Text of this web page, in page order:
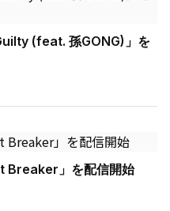
(feat. 孫GONG)」を
Breaker」を配信開始